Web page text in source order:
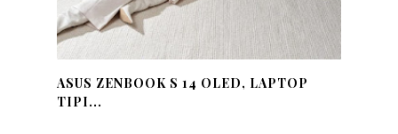
ASUS ZENBOOK S 14 OLED, LAPTOP
TIPI...